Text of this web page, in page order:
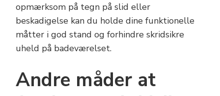
opmærksom på tegn på slid eller
beskadigelse kan du holde dine funktionelle
måtter i god stand og forhindre skridsikre
uheld på badeværelset.
Andre måder at